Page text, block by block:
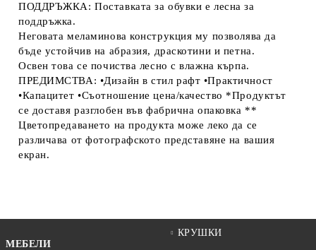
ПОДДРЪЖКА: Поставката за обувки е лесна за
поддръжка.
Неговата меламинова конструкция му позволява да
бъде устойчив на абразия, драскотини и петна.
Освен това се почиства лесно с влажна кърпа.
ПРЕДИМСТВА: •Дизайн в стил рафт •Практичност
•Капацитет •Съотношение цена/качество *Продуктът
се доставя разглобен във фабрична опаковка **
Цветопредаването на продукта може леко да се
различава от фотографското представяне на вашия
екран.
МЕБЕЛИ
КРУШКИ